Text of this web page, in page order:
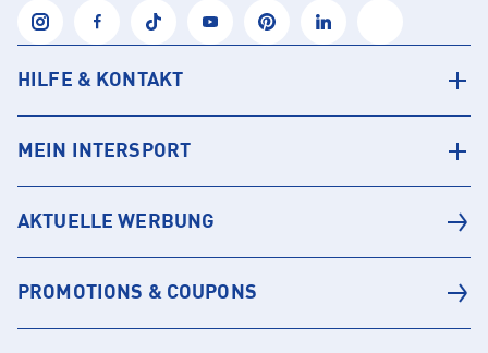
HILFE & KONTAKT
MEIN INTERSPORT
AKTUELLE WERBUNG
PROMOTIONS & COUPONS